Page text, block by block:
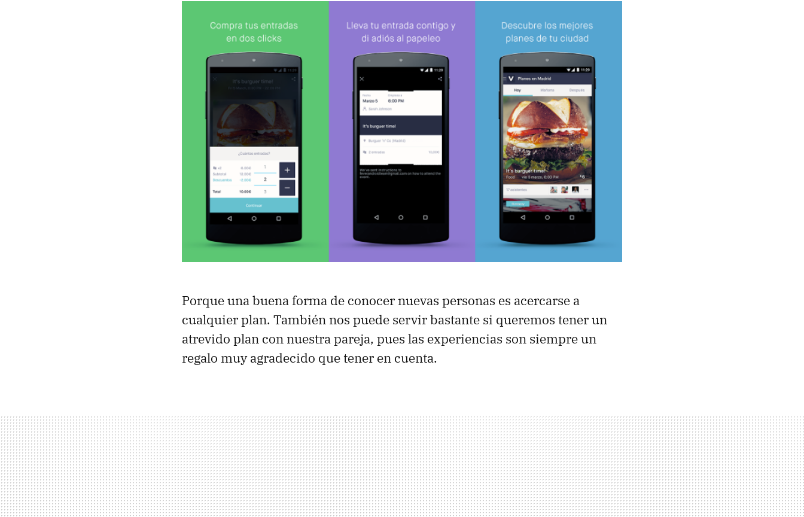
Porque una buena forma de conocer nuevas personas es acercarse a
cualquier plan. También nos puede servir bastante si queremos tener un
atrevido plan con nuestra pareja, pues las experiencias son siempre un
regalo muy agradecido que tener en cuenta.